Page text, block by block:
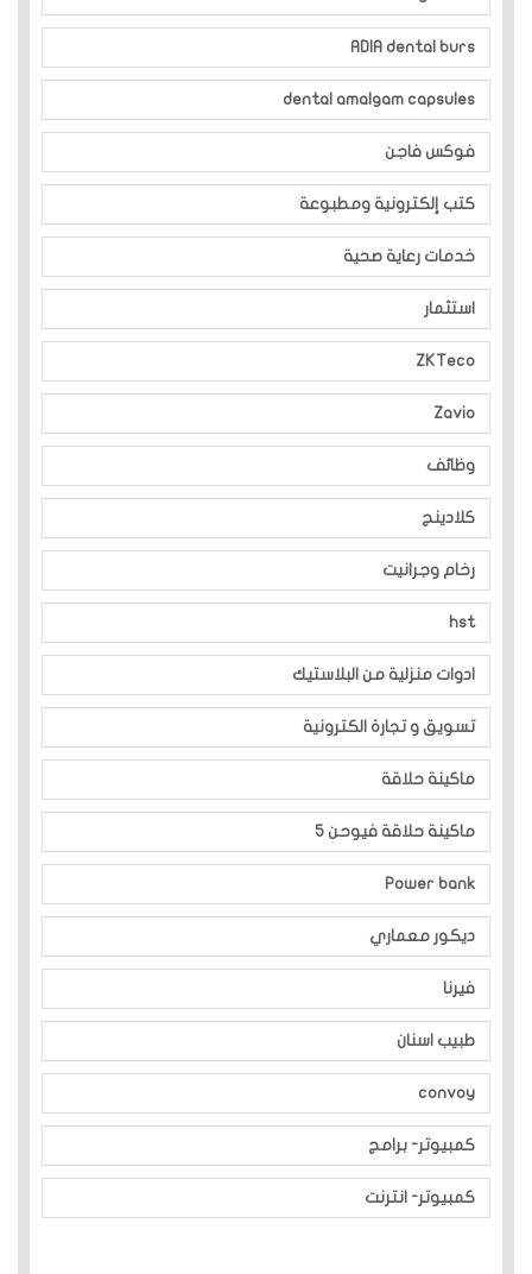
ADIA dental burs
dental amalgam capsules
فوكس فاجن
كتب إلكترونية ومطبوعة
خدمات رعاية صحية
استثمار
ZKTeco
Zavio
وظائف
كلادينج
رخام وجرانيت
hst
ادوات منزلية من البلاستيك
تسويق و تجارة الكترونية
ماكينة حلاقة
ماكينة حلاقة فيوحن 5
Power bank
ديكور معماري
فيرنا
طبيب اسنان
convoy
كمبيوتر- برامج
كمبيوتر- انترنت